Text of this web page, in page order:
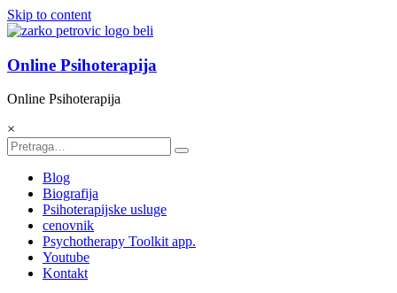
Skip to content
Online Psihoterapija
Online Psihoterapija
×
Blog
Biografija
Psihoterapijske usluge
cenovnik
Psychotherapy Toolkit app.
Youtube
Kontakt